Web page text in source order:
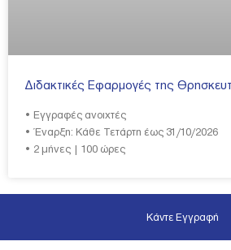
Διδακτικές Εφαρμογές της
• Εγγραφές ανοιχτές
• Έναρξη: Κάθε Τετάρτη έως 31/10/2026
• 2 μήνες | 100 ώρες
Κάντε Εγγραφή